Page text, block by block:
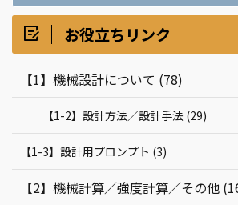
お役立ちリンク
【1】機械設計について (78)
【1-2】設計方法／設計手法 (29)
【1-3】設計用プロンプト (3)
【2】機械計算／強度計算／その他